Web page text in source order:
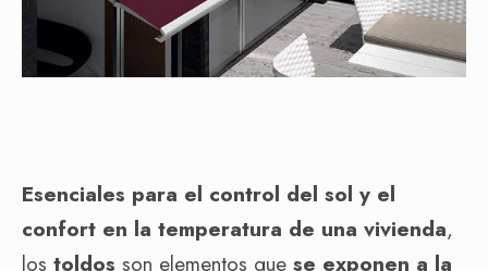
Esenciales para el control del sol y el
confort en la temperatura de una vivienda,
los toldos son elementos que se exponen a la